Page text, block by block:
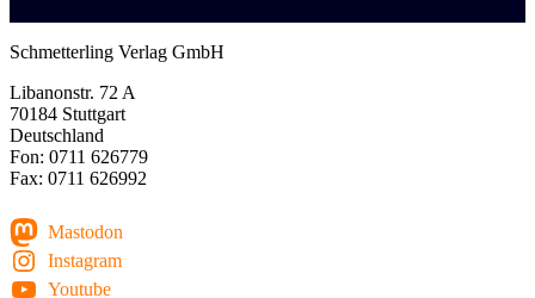
Schmetterling Verlag GmbH
Libanonstr. 72 A
70184 Stuttgart
Deutschland
Fon: 0711 626779
Fax: 0711 626992
Mastodon
Instagram
Youtube